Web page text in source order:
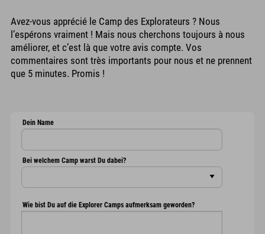
Avez-vous apprécié le Camp des Explorateurs ? Nous
l’espérons vraiment ! Mais nous cherchons toujours à nous
améliorer, et c’est là que votre avis compte. Vos
commentaires sont très importants pour nous et ne prennent
que 5 minutes. Promis !
Dein Name
Bei welchem Camp warst Du dabei?
Wie bist Du auf die Explorer Camps aufmerksam geworden?